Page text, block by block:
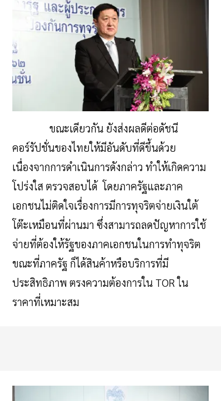
ขณะเดียวกัน ยังส่งผลดีต่อดัชนี
คอร์รัปชั่นของไทยให้มีอันดับที่ดีขึ้นด้วย
เนื่องจากการดำเนินการดังกล่าว ทำให้เกิดความ
โปร่งใส ตรวจสอบได้ โดยภาครัฐและภาค
เอกชนไม่ติดใจเรื่องการมีการทุจริตจ่ายเงินใต้
โต๊ะเหมือนที่ผ่านมา ซึ่งสามารถลดปัญหาการใช้
จ่ายที่ต้องให้รัฐของภาคเอกชนในการทำทุจริต
ขณะที่ภาครัฐ ก็ได้สินค้าหรือบริการที่มี
ประสิทธิภาพ ตรงความต้องการใน TOR ใน
ราคาที่เหมาะสม